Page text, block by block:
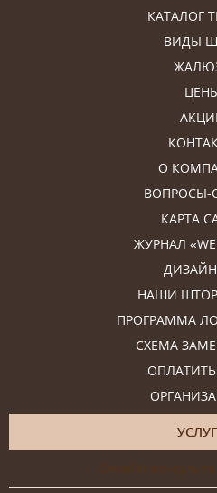
КАТАЛОГ
ВИДЫ
О
ВОПРОСЫ-
КАРТА
ЖУРНАЛ
НАШИ
ПРОГРАММА
СХЕМА
Онлайн-